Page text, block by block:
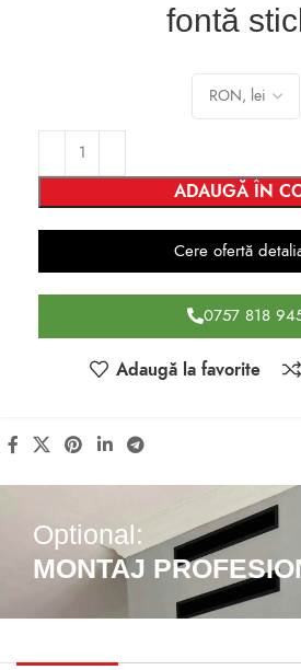
fontă
ADAUGĂ ÎN
Cere ofertă
0757 818
Adaugă la favorite
Optional:
MONTAJ